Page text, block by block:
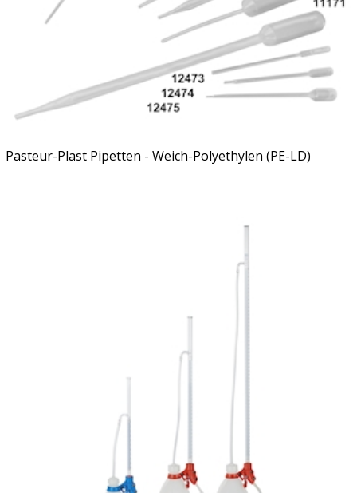
Pasteur-Plast Pipetten - Weich-Polyethylen (PE-LD)